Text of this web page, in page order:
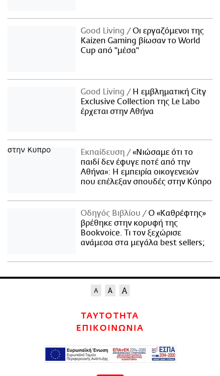
Good Living
Οι εργαζόμενοι της
Kaizen Gaming βίωσαν το World
Cup από "μέσα"
Good Living
Η εμβληματική City
Exclusive Collection της Le Labo
έρχεται στην Αθήνα
Εκπαίδευση
«Νιώσαμε ότι το
παιδί δεν έφυγε ποτέ από την
Αθήνα»: Η εμπειρία οικογενειών
που επέλεξαν σπουδές στην Κύπρο
Οδηγός Βιβλίου
Ο «Καθρέφτης»
βρέθηκε στην κορυφή της
Bookvoice. Τι τον ξεχώρισε
ανάμεσα στα μεγάλα best sellers;
ΤΑΥΤΟΤΗΤΑ
ΕΠΙΚΟΙΝΩΝΙΑ